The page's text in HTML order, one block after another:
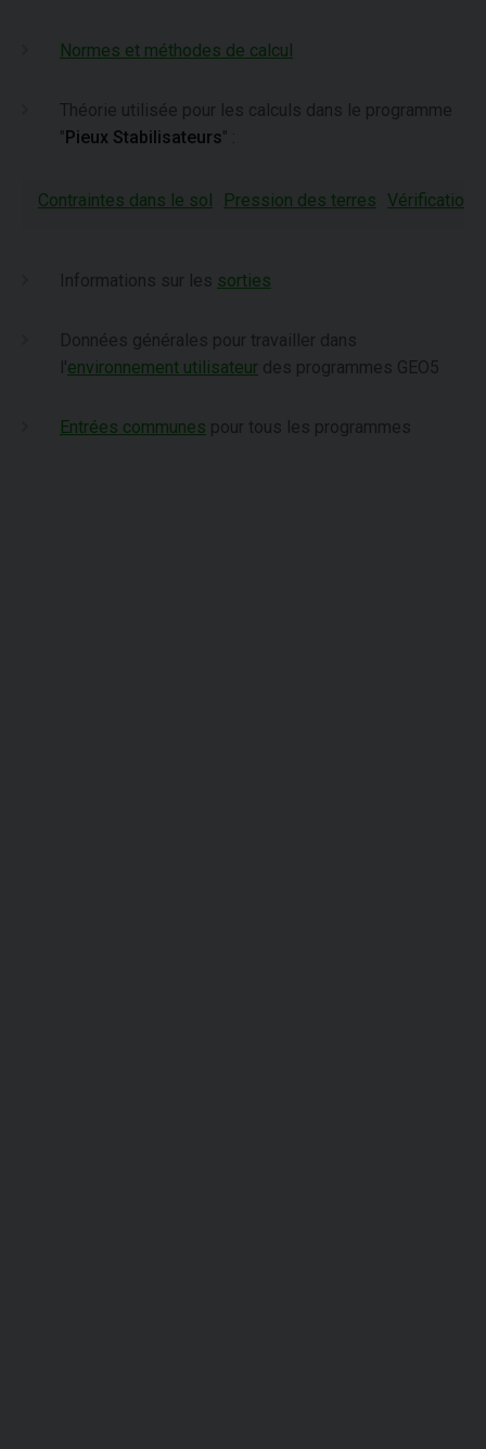
Normes et méthodes de calcul
Théorie utilisée pour les calculs dans le programme
"Pieux Stabilisateurs" :
Contraintes dans le sol Pression des terres Vérification
Informations sur les sorties
Données générales pour travailler dans
l'environnement utilisateur des programmes GEO5
Entrées communes pour tous les programmes